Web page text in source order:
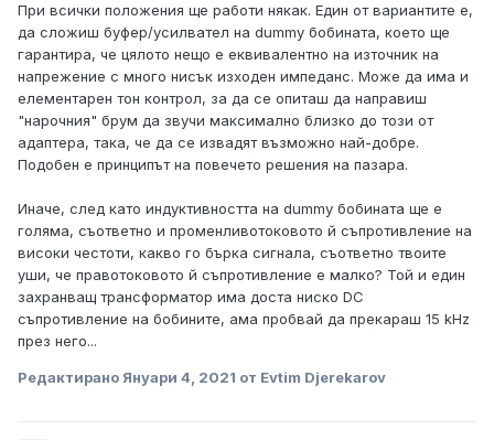
При всички положения ще работи някак. Един от вариантите е,
да сложиш буфер/усилвател на dummy бобината, което ще
гарантира, че цялото нещо е еквивалентно на източник на
напрежение с много нисък изходен импеданс. Може да има и
елементарен тон контрол, за да се опиташ да направиш
"нарочния" брум да звучи максимално близко до този от
адаптера, така, че да се извадят възможно най-добре.
Подобен е принципът на повечето решения на пазара.
Иначе, след като индуктивността на dummy бобината ще е
голяма, съответно и променливотоковото й съпротивление на
високи честоти, какво го бърка сигнала, съответно твоите
уши, че правотоковото й съпротивление е малко? Той и един
захранващ трансформатор има доста ниско DC
съпротивление на бобините, ама пробвай да прекараш 15 kHz
през него...
Редактирано Януари 4, 2021 от Evtim Djerekarov